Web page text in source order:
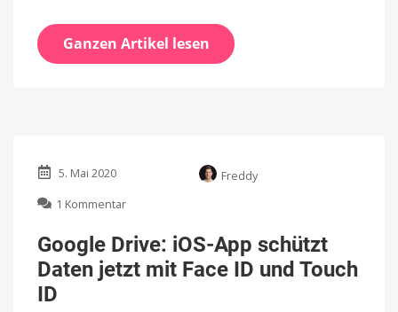
Ganzen Artikel lesen
5. Mai 2020
Freddy
1 Kommentar
Drive:
iOS-
App
Google Drive: iOS-App schützt
Daten jetzt mit Face ID und Touch
ID